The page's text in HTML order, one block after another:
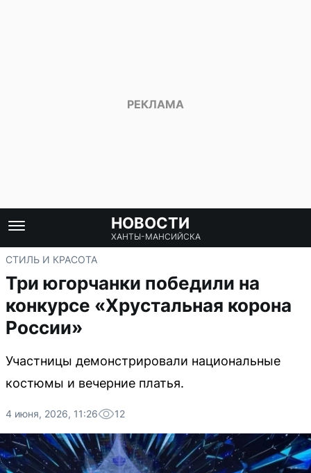
НОВОСТИ
ХАНТЫ-МАНСИЙСКА
СТИЛЬ И КРАСОТА
Три югорчанки победили на
конкурсе «Хрустальная корона
России»
Участницы демонстрировали национальные
костюмы и вечерние платья.
4 июня, 2026, 11:26 12